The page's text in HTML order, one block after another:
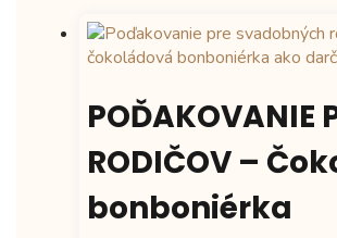
POĎAKOVANIE
RODIČOV –
bonboniérka